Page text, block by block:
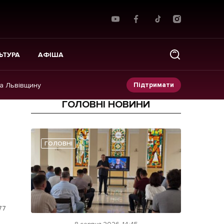
АФІША
Львівщину Підтримати
Прес-релізи
Фото/Відео
Made in Lviv
ГОЛОВНІ НОВИНИ
ГОЛОВНІ